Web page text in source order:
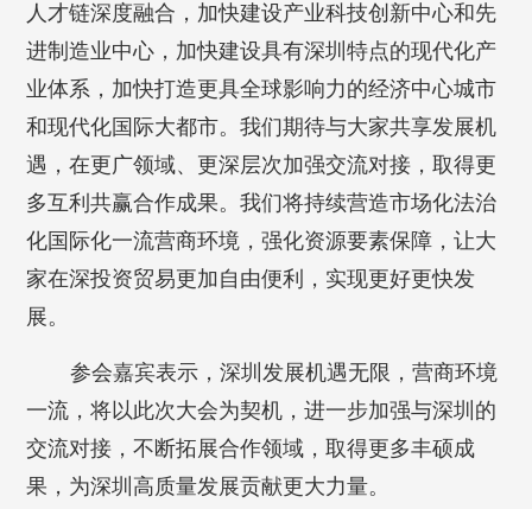
人才链深度融合，加快建设产业科技创新中心和先
进制造业中心，加快建设具有深圳特点的现代化产
业体系，加快打造更具全球影响力的经济中心城市
和现代化国际大都市。我们期待与大家共享发展机
遇，在更广领域、更深层次加强交流对接，取得更
多互利共赢合作成果。我们将持续营造市场化法治
化国际化一流营商环境，强化资源要素保障，让大
家在深投资贸易更加自由便利，实现更好更快发
展。
参会嘉宾表示，深圳发展机遇无限，营商环境
一流，将以此次大会为契机，进一步加强与深圳的
交流对接，不断拓展合作领域，取得更多丰硕成
果，为深圳高质量发展贡献更大力量。